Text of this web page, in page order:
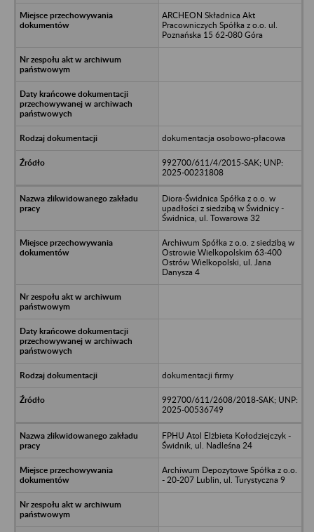
ARCHEON Składnica Akt
Pracowniczych Spółka z o.o. ul.
Poznańska 15 62-080 Góra
dokumentacja osobowo-płacowa
992700/611/4/2015-SAK; UNP:
2025-00231808
Diora-Świdnica Spółka z o.o. w
upadłości z siedzibą w Świdnicy -
Świdnica, ul. Towarowa 32
Archiwum Spółka z o.o. z siedzibą w
Ostrowie Wielkopolskim 63-400
Ostrów Wielkopolski, ul. Jana
Danysza 4
dokumentacji firmy
992700/611/2608/2018-SAK; UNP:
2025-00536749
FPHU Atol Elżbieta Kołodziejczyk -
Świdnik, ul. Nadleśna 24
Archiwum Depozytowe Spółka z o.o.
- 20-207 Lublin, ul. Turystyczna 9